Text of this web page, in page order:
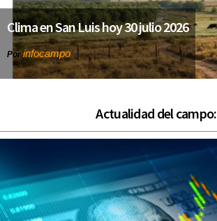
Clima en San Luis hoy 30 julio 2026
Porinfocampo
Actualidad del campo: